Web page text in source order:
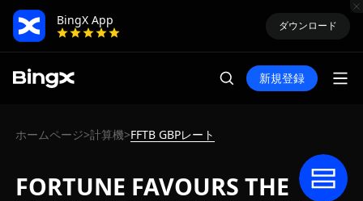
BingX App
ダウンロード
新規登録
ホームページ>計算機>FFTB GBPレート
FORTUNE FAVOURS THE